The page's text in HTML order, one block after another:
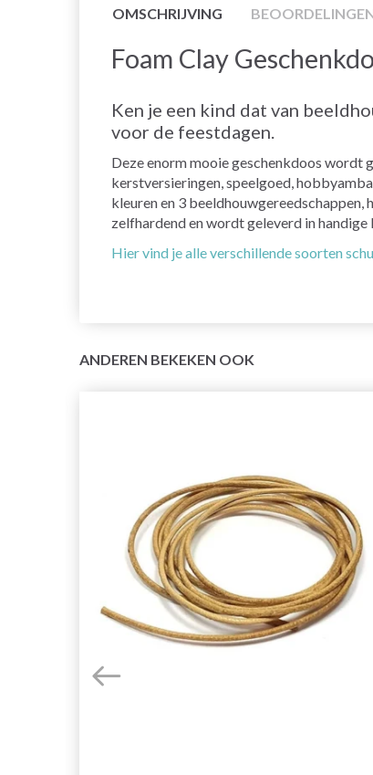
OMSCHRIJVING
Foam Clay
Ken je een kind dat van
voor de feestdagen.
Deze enorm mooie geschenkdoos wordt
kerstversieringen, speelgoed,
kleuren en 3
zelfhardend en wordt geleverd in
Hier vind je alle verschillende soorten
ANDEREN BEKEKEN OOK